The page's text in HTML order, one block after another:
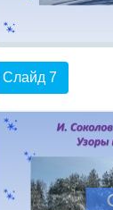
Слайд 7